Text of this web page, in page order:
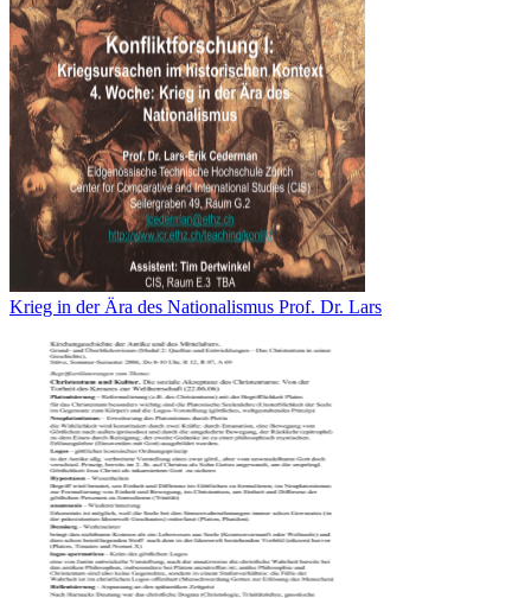
Krieg in der Ära des Nationalismus Prof. Dr. Lars